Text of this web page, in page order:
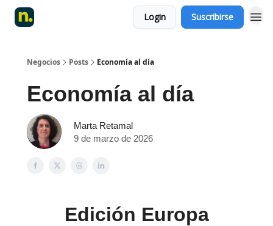
Login Suscribirse
Negocios Posts Economía al día
Economía al día
Marta Retamal
9 de marzo de 2026
Edición Europa